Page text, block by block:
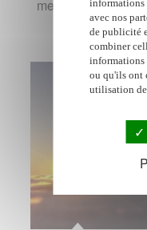
meublés deinformations
avec nos
de publicité
combiner
informations
ou qu'ils ont
utilisation de